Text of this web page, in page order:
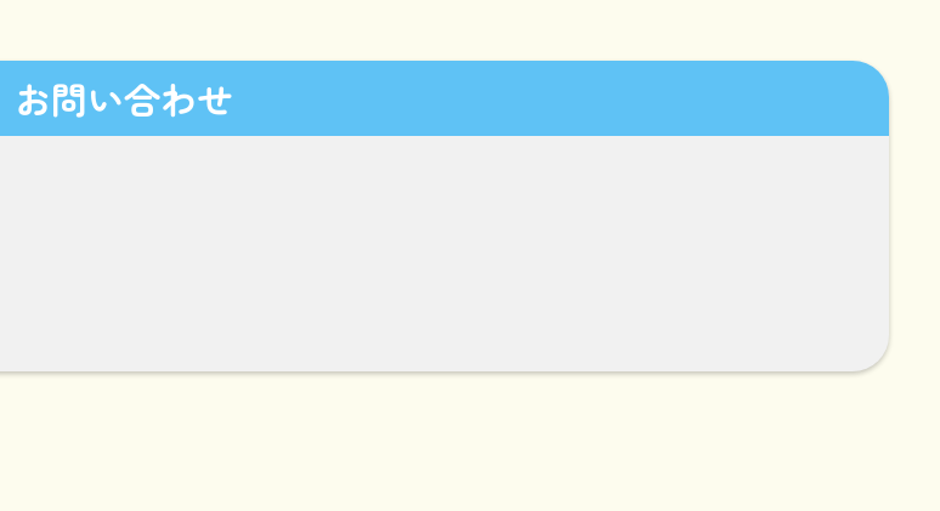
お問い合わせ